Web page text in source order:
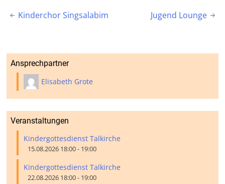
Beitragsnavigation
 Kinderchor Singsalabim Jugend Lounge 
Ansprechpartner
Elisabeth Grote
Veranstaltungen
Kindergottesdienst Talkirche
15.08.2026 18:00 - 19:00
Kindergottesdienst Talkirche
22.08.2026 18:00 - 19:00